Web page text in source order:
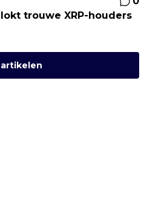
trouwe XRP-houders